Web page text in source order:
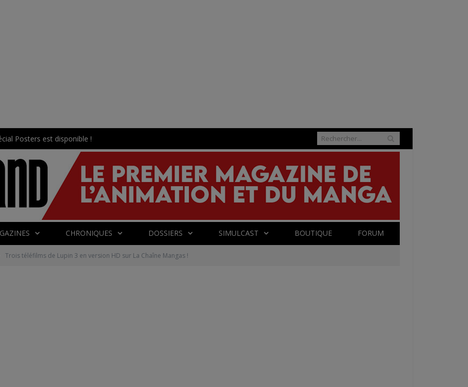
Posters est disponible !
CHRONIQUES DOSSIERS SIMULCAST BOUTIQUE FORUM
Trois téléfilms de Lupin 3 en version HD sur La Chaîne Mangas !